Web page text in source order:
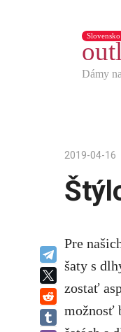
Slovensko
Dámy
2019-04-16
Pre
šaty s
zostať
možnosť
reddit
Tumblr